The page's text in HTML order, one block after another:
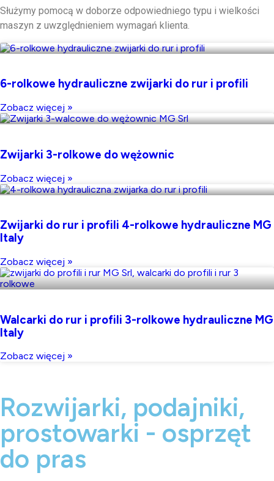
Służymy pomocą w doborze odpowiedniego typu i wielkości
maszyn z uwzględnieniem wymagań klienta.
6-rolkowe hydrauliczne zwijarki do rur i profili
Zobacz więcej »
Zwijarki 3-rolkowe do wężownic
Zobacz więcej »
Zwijarki do rur i profili 4-rolkowe hydrauliczne MG
Italy
Zobacz więcej »
Walcarki do rur i profili 3-rolkowe hydrauliczne MG
Italy
Zobacz więcej »
Rozwijarki, podajniki,
prostowarki - osprzęt
do pras